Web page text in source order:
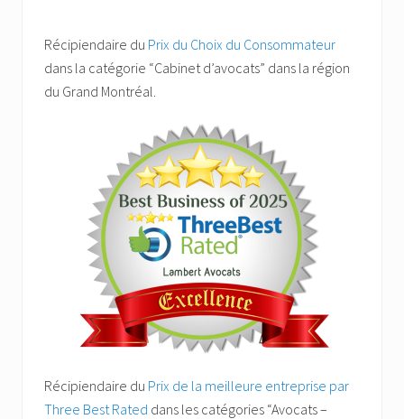
Récipiendaire du Prix du Choix du Consommateur
dans la catégorie “Cabinet d’avocats” dans la région
du Grand Montréal.
Récipiendaire du Prix de la meilleure entreprise par
Three Best Rated dans les catégories “Avocats –